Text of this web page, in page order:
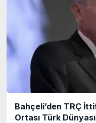
Bahçeli’den TRÇ
Ortası Türk